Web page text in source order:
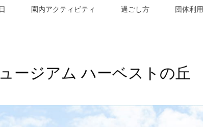
園内アクティビティ 過ごし方 団体利用
ージアム ハーベストの丘